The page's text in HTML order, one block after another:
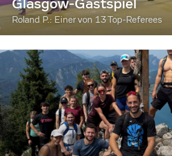
Glasgow-Gastspiel
Roland P.: Einer von 13 Top-Referees